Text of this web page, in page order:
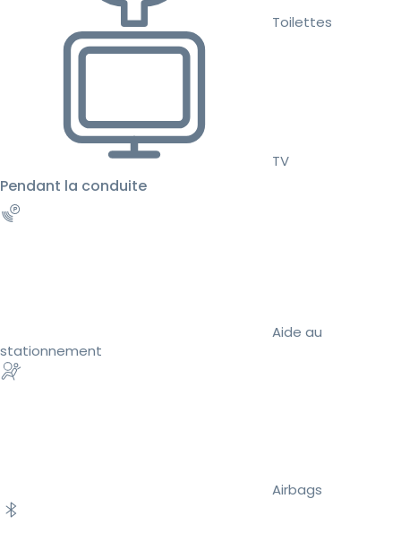
Toilettes
TV
Pendant la conduite
Aide au
stationnement
Airbags